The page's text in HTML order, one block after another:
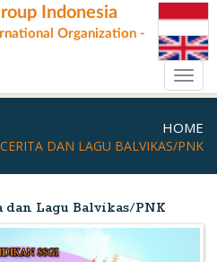
Indonesia
Organization -
HOME
DAN LAGU BALVIKAS/PNK
Lagu Balvikas/PNK